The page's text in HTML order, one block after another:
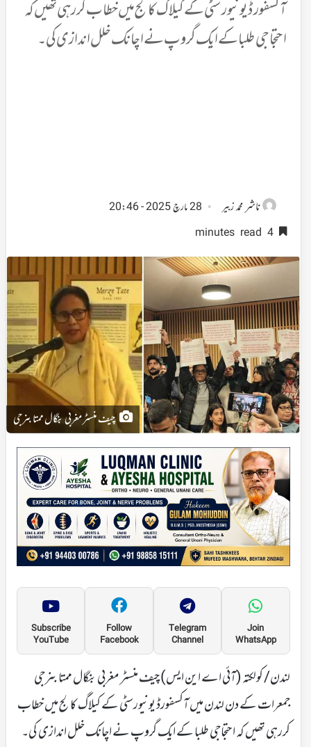
آکسفورڈ یونیورسٹی کے کیلاگ کالج میں خطاب کررہی تھیں کہ
احتجاجی طلبا کے ایک گروپ نے اچانک خلل اندازی کی۔
ناشرمحمد زبیر
28 مارچ 2025 - 20:46
4 minutes read
چیف منسٹر مغربی بنگال ممتا بنرجی
Join
WhatsApp
Telegram
Channel
Follow
Facebook
Subscribe
YouTube
لندن/ کولکتہ (آئی اے این ایس) چیف منسٹر مغربی بنگال ممتا بنرجی
جمعرات کے دن لندن میں آکسفورڈ یونیورسٹی کے کیلاگ کالج میں خطاب
کررہی تھیں کہ احتجاجی طلبا کے ایک گروپ نے اچانک خلل اندازی کی۔